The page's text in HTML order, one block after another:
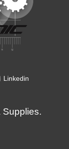
Linkedin
Supplies.